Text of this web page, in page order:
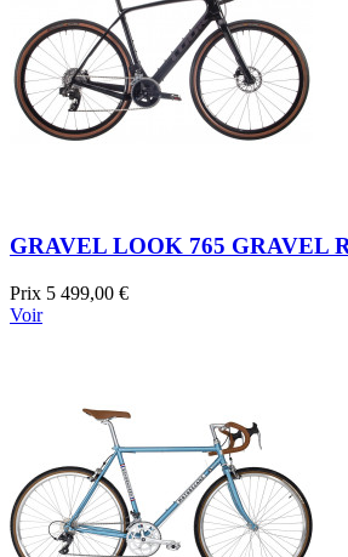
GRAVEL LOOK 765 GRAVEL
Prix 5 499,00 €
Voir